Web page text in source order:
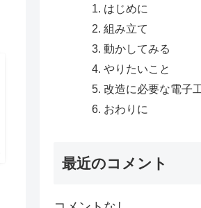
はじめに
組み立て
動かしてみる
やりたいこと
改造に必要な電子
おわりに
最近のコメント